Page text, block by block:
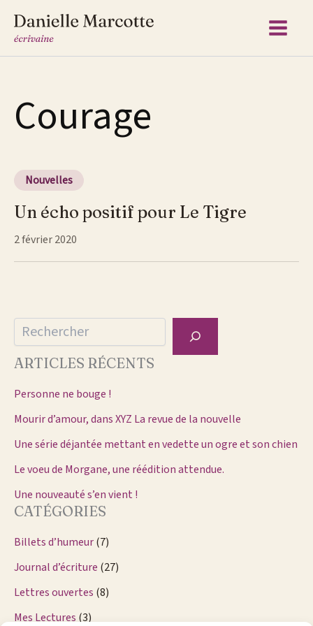
Aller
contenu
Courage
Nouvelles
Un écho positif pour Le Tigre
2 février 2020
Rechercher
ARTICLES RÉCENTS
Personne ne bouge !
Mourir d’amour, dans XYZ La revue de la nouvelle
Une série déjantée mettant en vedette un ogre et son chien
Le voeu de Morgane, une réédition attendue.
Une nouveauté s’en vient !
CATÉGORIES
Billets d’humeur(7)
Journal d’écriture (27)
Lettres ouvertes (8)
Mes Lectures (3)